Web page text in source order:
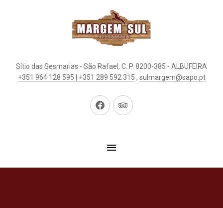
Sítio das Sesmarias - São Rafael, C. P. 8200-385 - ALBUFEIRA
+351 964 128 595 | +351 289 592 315 , sulmargem@sapo.pt
New
New